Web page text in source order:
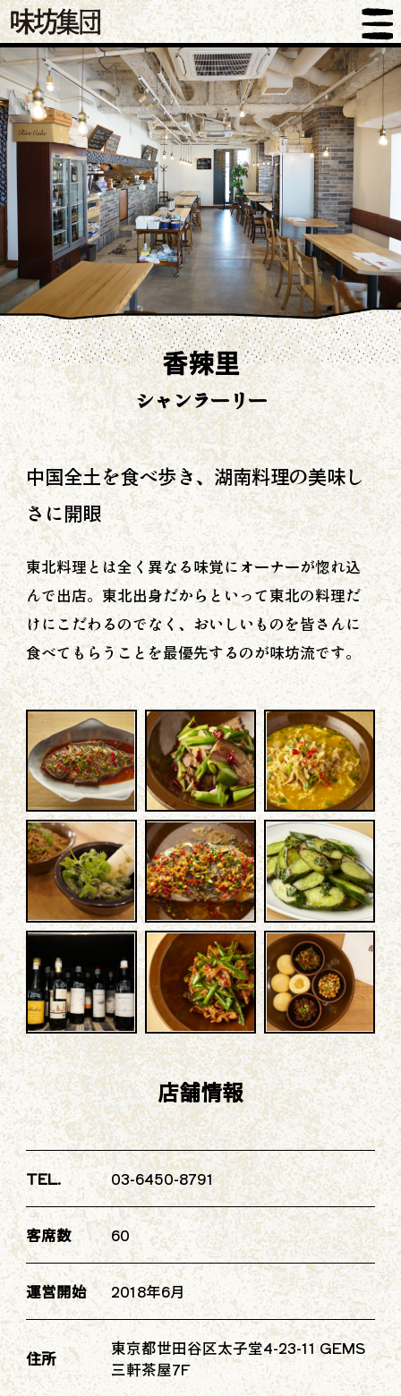
味坊集団
店舗紹介
通販について
卸売りについて
お問合せ
オンラインショップ
香辣里
シャンラーリー
中国全土を食べ歩き、湖南料理の美味し
さに開眼
東北料理とは全く異なる味覚にオーナーが惚れ込
んで出店。東北出身だからといって東北の料理だ
けにこだわるのでなく、おいしいものを皆さんに
食べてもらうことを最優先するのが味坊流です。
店舗情報
TEL. 03-6450-8791
客席数 60
運営開始 2018年6月
住所
東京都世田谷区太子堂4-23-11 GEMS
三軒茶屋7F